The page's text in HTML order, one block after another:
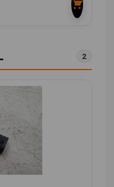
2